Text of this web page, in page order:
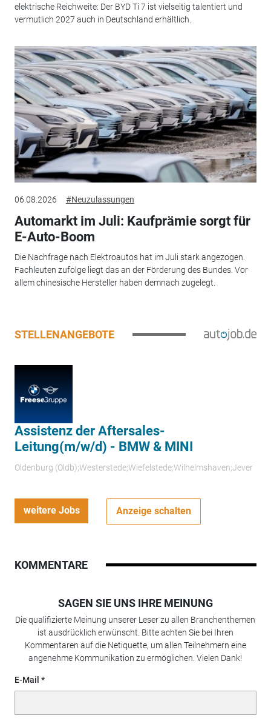
elektrische Reichweite: Der BYD Ti 7 ist vielseitig talentiert und
vermutlich 2027 auch in Deutschland erhältlich.
06.08.2026 #Neuzulassungen
Automarkt im Juli: Kaufprämie sorgt für
E-Auto-Boom
Die Nachfrage nach Elektroautos hat im Juli stark angezogen.
Fachleuten zufolge liegt das an der Förderung des Bundes. Vor
allem chinesische Hersteller haben demnach zugelegt.
STELLENANGEBOTE
Assistenz der Aftersales-
Leitung(m/w/d) - BMW & MINI
Oldenburg (Oldb);Westerstede;Wiefelstede;Wilhelmshaven;Jever
weitere Jobs Anzeige schalten
KOMMENTARE
SAGEN SIE UNS IHRE MEINUNG
Die qualifizierte Meinung unserer Leser zu allen Branchenthemen
ist ausdrücklich erwünscht. Bitte achten Sie bei Ihren
Kommentaren auf die Netiquette, um allen Teilnehmern eine
angenehme Kommunikation zu ermöglichen. Vielen Dank!
E-Mail